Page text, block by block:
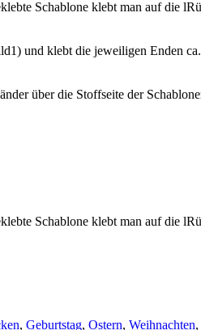
Schablone klebt man auf die
und klebt die jeweiligen Enden
über die Stoffseite der
Schablone klebt man auf die
, Geburtstag, Ostern, Weihnachten,